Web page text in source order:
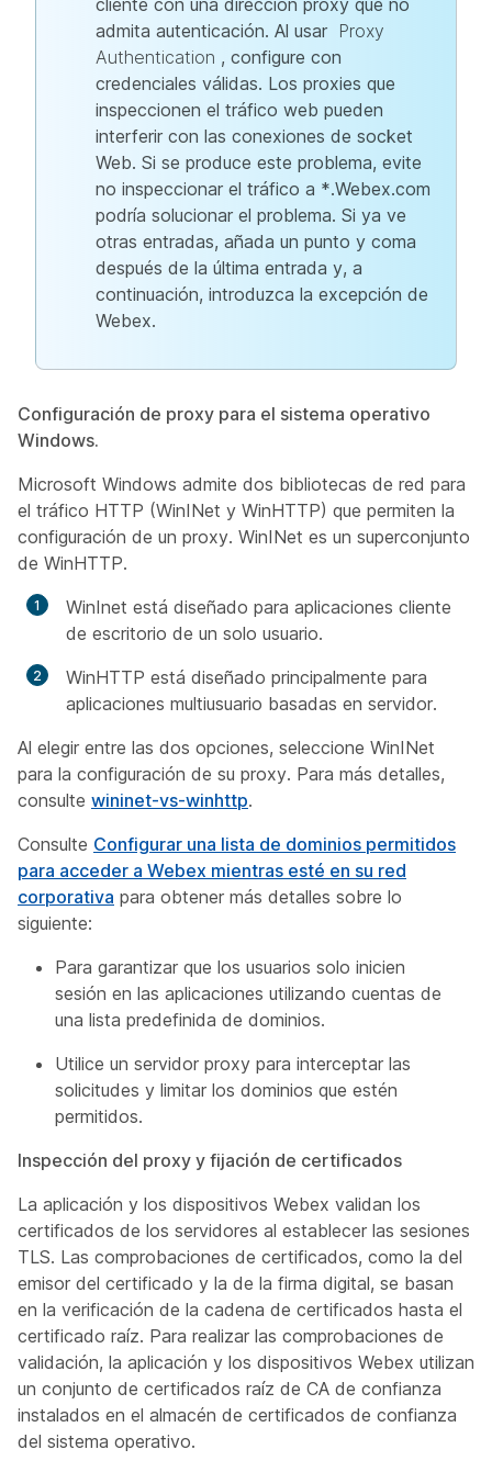
admita autenticación. Al usar Proxy
Authentication , configure con
credenciales válidas. Los proxies que
inspeccionen el tráfico web pueden
interferir con las conexiones de socket
Web. Si se produce este problema, evite
no inspeccionar el tráfico a *.Webex.com
podría solucionar el problema. Si ya ve
otras entradas, añada un punto y coma
después de la última entrada y, a
continuación, introduzca la excepción de
Webex.
Configuración de proxy para el sistema operativo
Windows.
Microsoft Windows admite dos bibliotecas de red para
el tráfico HTTP (WinINet y WinHTTP) que permiten la
configuración de un proxy. WinINet es un superconjunto
de WinHTTP.
WinInet está diseñado para aplicaciones cliente
de escritorio de un solo usuario.
WinHTTP está diseñado principalmente para
aplicaciones multiusuario basadas en servidor.
Al elegir entre las dos opciones, seleccione WinINet
para la configuración de su proxy. Para más detalles,
consulte wininet-vs-winhttp.
Consulte Configurar una lista de dominios permitidos
para acceder a Webex mientras esté en su red
corporativa para obtener más detalles sobre lo
siguiente:
Para garantizar que los usuarios solo inicien
sesión en las aplicaciones utilizando cuentas de
una lista predefinida de dominios.
Utilice un servidor proxy para interceptar las
solicitudes y limitar los dominios que estén
permitidos.
Inspección del proxy y fijación de certificados
La aplicación y los dispositivos Webex validan los
certificados de los servidores al establecer las sesiones
TLS. Las comprobaciones de certificados, como la del
emisor del certificado y la de la firma digital, se basan
en la verificación de la cadena de certificados hasta el
certificado raíz. Para realizar las comprobaciones de
validación, la aplicación y los dispositivos Webex utilizan
un conjunto de certificados raíz de CA de confianza
instalados en el almacén de certificados de confianza
del sistema operativo.